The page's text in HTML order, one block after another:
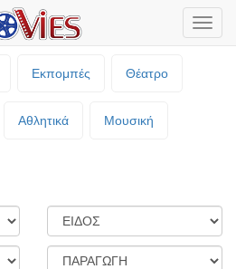
Εκπομπές Θέατρο
Αθλητικά Μουσική